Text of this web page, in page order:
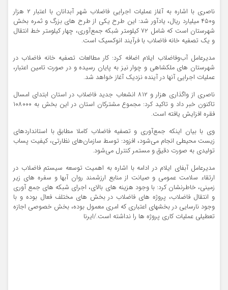
ناصری با اشاره به آغاز عملیات اجرایی فاضلاب شهر آبدانان با اعتبار ۲ هزار
و۴۵۰ میلیارد ریال، یادآور شد: این طرح یکی از طرح های بزرگ و ثمره بخش
شهرستان است که شامل ۷۲ کیلومتر شبکه جمع‌آوری، چهار کیلومتر خط انتقال
و یک تصفیه خانه فاضلاب با فرآیند انوکسیک است.
مدیرعامل آب‌وفاضلاب ایلام اضافه کرد: کار مطالعات تصفیه خانه فاضلاب در
شهرستان های ملکشاهی و چوار نیز به پایان رسیده و در صورت تامین اعتبار،
عملیات اجرایی آنها در آینده نزدیک آغاز خواهد شد.
ناصری از واگذاری هزار و ۸۱۲ انشعاب جدید فاضلاب در استان ابتدای امسال
تاکنون خبر داد و تاکید کرد: مجموع مشترکان استان در این بخش به ۱۰۸۰۰۰
فقره افزایش یافته است.
وی با بیان اینکه جمع‌آوری و تصفیه فاضلاب کاملا مطابق با استانداردهای
زیست محیطی انجام می‌شود، افزود: توسط سازمان‌های نظارتی، کیفیت پساب
تولیدی به صورت دقیق و مستمر کنترل می‌شود.
مدیرعامل آبفای ایلام در ادامه با اشاره به اهمیت توسعه سیستم فاضلاب در
ارتقاء سلامت عمومی و صیانت از منابع ارزشمند روان آبها و سفره های زیر
زمینی، خاطرنشان کرد: با وجود هزینه های بالای، اجرای شبکه های جمع آوری
و انتقال فاضلاب، پروژه های فاضلاب در بخش های مختلف فعال بوده و با
وجود نارسایی در بخشهای اعتباری که امری معمول بوده، بخش خصوصی اجازه
تعطیلی عملیات کاری پروژه ها را نداشته است./ایرنا